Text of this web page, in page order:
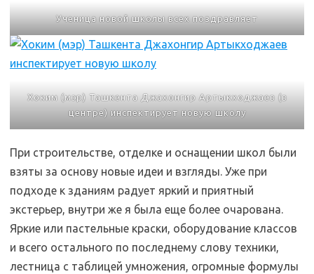
Ученица новой школы всех поздравляет
Хоким (мэр) Ташкента Джахонгир Артыкходжаев (в
центре) инспектирует новую школу
При строительстве, отделке и оснащении школ были
взяты за основу новые идеи и взгляды. Уже при
подходе к зданиям радует яркий и приятный
экстерьер, внутри же я была еще более очарована.
Яркие или пастельные краски, оборудование классов
и всего остального по последнему слову техники,
лестница с таблицей умножения, огромные формулы